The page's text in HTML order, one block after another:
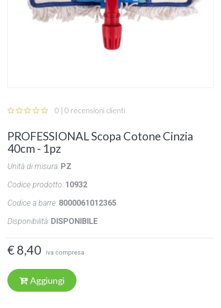
0 | 0 recensioni clienti
PROFESSIONAL Scopa Cotone Cinzia
40cm - 1pz
Unità di misura: PZ
Codice prodotto: 10932
Codice a barre: 8000061012365
Disponibilità: DISPONIBILE
€ 8,40 iva compresa
Aggiungi